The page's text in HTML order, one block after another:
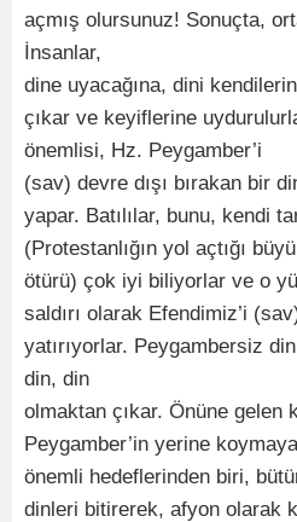
açmış olursunuz! Sonuçta,
İnsanlar,
dine uyacağına, dini
çıkar ve keyiflerine
önemlisi, Hz. Peygamber’i
(sav) devre dışı bırakan bir
yapar. Batılılar, bunu, kendi
(Protestanlığın yol açtığı
ötürü) çok iyi biliyorlar ve o
saldırı olarak Efendimiz’i
yatırıyorlar. Peygambersiz
din, din
olmaktan çıkar. Önüne gelen
Peygamber’in yerine
önemli hedeflerinden biri,
dinleri bitirerek, afyon olarak